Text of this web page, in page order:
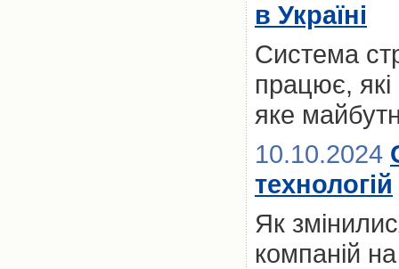
в Україні
Система
працює, які
яке
10.10.2024
технологій
Як
компаній